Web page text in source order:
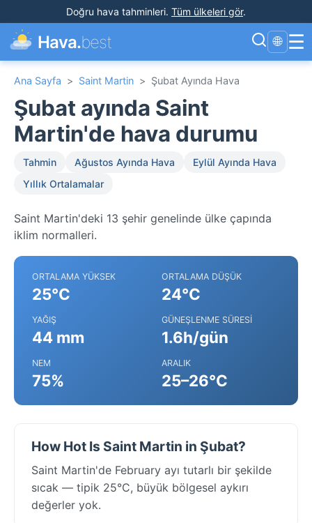
Doğru hava tahminleri. Tüm ülkeleri gör.
Hava.best 🌐 ☰
Ana Sayfa > Saint Martin > Şubat Ayında Hava
Şubat ayında Saint
Martin'de hava durumu
Tahmin Ağustos Ayında Hava
Eylül Ayında Hava
Yıllık Ortalamalar
Saint Martin'deki 13 şehir genelinde ülke çapında
iklim normalleri.
ORTALAMA YÜKSEK
25°C
ORTALAMA DÜŞÜK
24°C
YAĞIŞ
44 mm
GÜNEŞLENME SÜRESI
1.6h/gün
NEM
75%
ARALIK
25–26°C
How Hot Is Saint Martin in Şubat?
Saint Martin'de February ayı tutarlı bir şekilde
sıcak — tipik 25°C, büyük bölgesel aykırı
değerler yok.